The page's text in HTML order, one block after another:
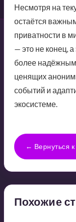
Несмотря на
остаётся
приватности в
— это не конец,
более
ценящих
событий и
экосистеме.
← Вернуться к
Похожие